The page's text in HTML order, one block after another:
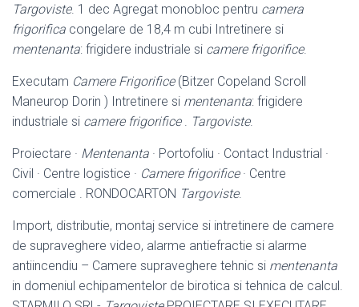
Targoviste. 1 dec Agregat monobloc pentru camera
frigorifica congelare de 18,4 m cubi Intretinere si
mentenanta: frigidere industriale si camere frigorifice.
Executam Camere Frigorifice(Bitzer Copeland Scroll
Maneurop Dorin ) Intretinere si mentenanta: frigidere
industriale si camere frigorifice. Targoviste.
Proiectare · Mentenanta · Portofoliu · Contact Industrial ·
Civil · Centre logistice · Camere frigorifice· Centre
comerciale . RONDOCARTON Targoviste.
Import, distributie, montaj service si intretinere de camere
de supraveghere video, alarme antiefractie si alarme
antiincendiu – Camere supraveghere tehnic si mentenanta
in domeniul echipamentelor de birotica si tehnica de calcul.